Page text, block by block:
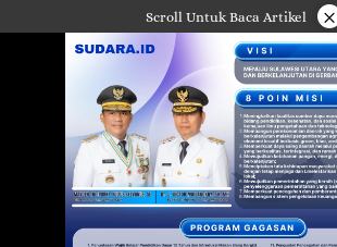
ke
Scroll Untuk Baca Artikel ×